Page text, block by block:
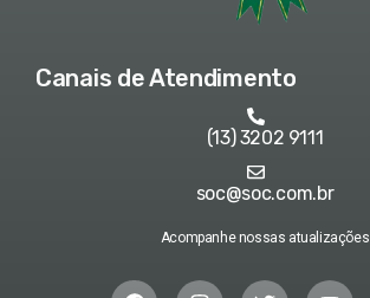
Canais de Atendimento
(13) 3202 9111
soc@soc.com.br
Acompanhe nossas atualizações